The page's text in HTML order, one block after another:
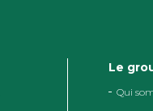
Le
Qui